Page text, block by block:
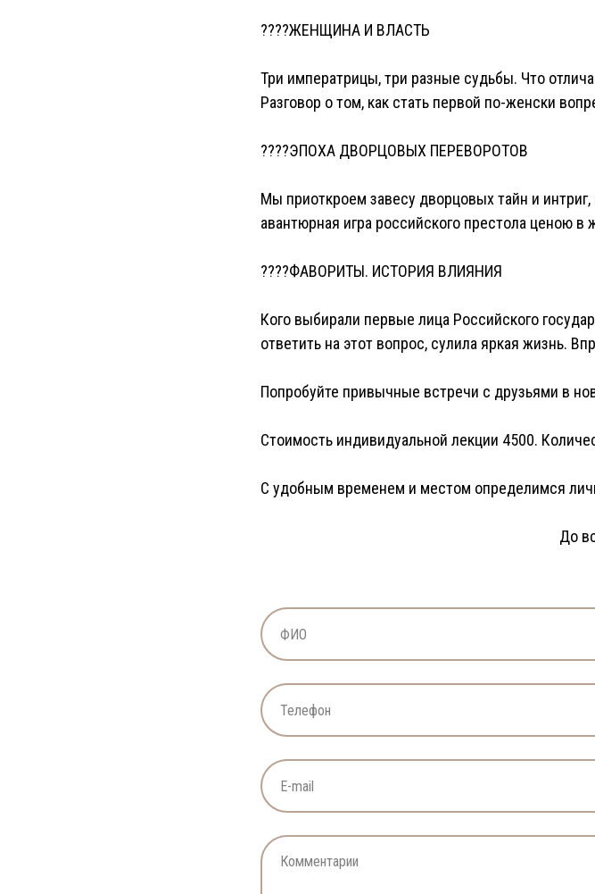
????ЖЕНЩИНА И ВЛАСТЬ
Три императрицы, три разные судьбы. Что
Разговор о том, как стать первой по-женски
????ЭПОХА ДВОРЦОВЫХ ПЕРЕВОРОТОВ
Мы приоткроем завесу дворцовых тайн и
авантюрная игра российского престола ценою в
????ФАВОРИТЫ. ИСТОРИЯ ВЛИЯНИЯ
Кого выбирали первые лица Российского
ответить на этот вопрос, сулила яркая жизнь.
Попробуйте привычные встречи с друзьями в
Стоимость индивидуальной лекции 4500.
С удобным временем и местом определимся
До